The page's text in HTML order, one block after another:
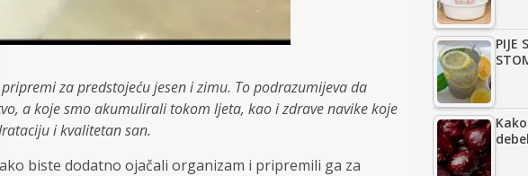
za predstojeću jesen i zimu. To podrazumijeva da
a koje smo akumulirali tokom ljeta, kao i zdrave navike koje
i kvalitetan san.
biste dodatno ojačali organizam i pripremili ga za
PIJE